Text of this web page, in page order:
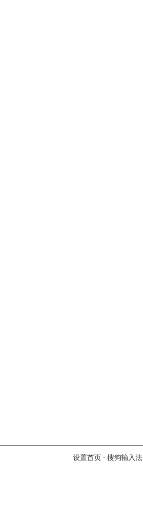
设置首页 - 搜狗输入法